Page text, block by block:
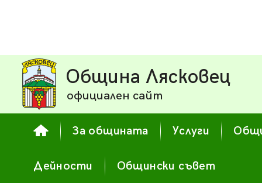
Община Лясковец
официален сайт
За общината Услуги
Дейности Общински съвет